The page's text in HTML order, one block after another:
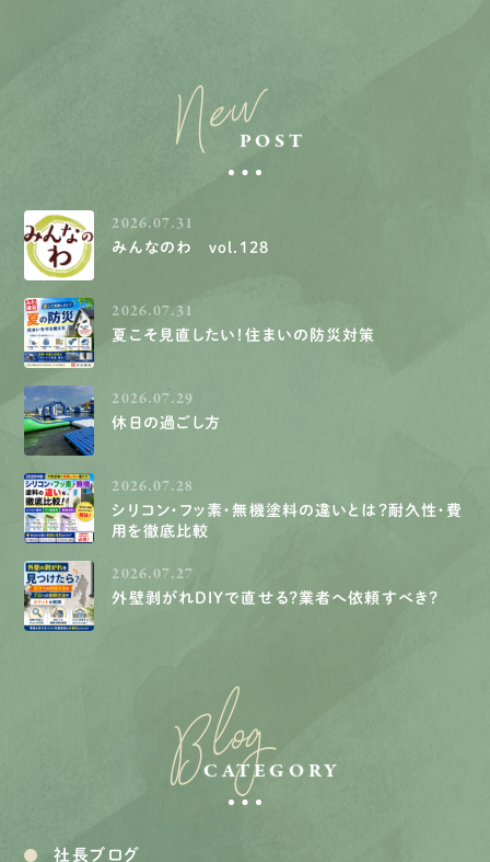
NewPOST
2026.07.31
みんなのわ vol.128
2026.07.31
夏こそ見直したい！住まいの防災対策
2026.07.29
休日の過ごし方
2026.07.28
シリコン・フッ素・無機塗料の違いとは？耐久性・費
用を徹底比較
2026.07.27
外壁剥がれDIYで直せる？業者へ依頼すべき？
Blog
CATEGORY
社長ブログ